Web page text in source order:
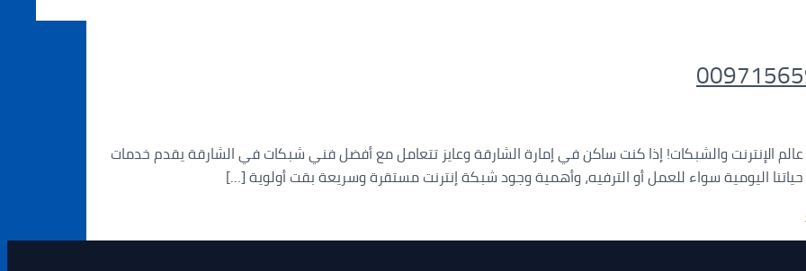
عالم الإنترنت والشبكات! إذا كنت ساكن في إمارة الشارقة وعايز تتعامل مع أفضل فني شبكات في الشارقة يقدم خدمات
اليومية سواء للعمل أو الترفيه، وأهمية وجود شبكة إنترنت مستقرة وسريعة بقت أولوية […]